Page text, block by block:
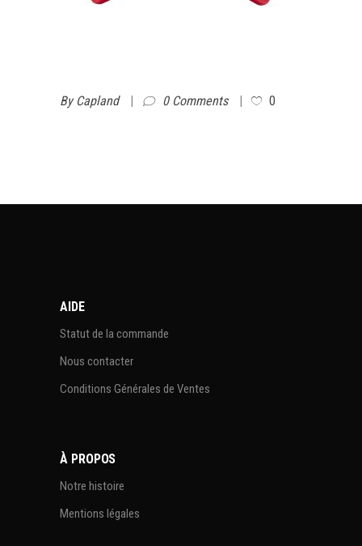
By Capland 0 Comments 0
AIDE
Statut de la commande
Nous contacter
Conditions Générales de Ventes
À PROPOS
Notre histoire
Mentions légales